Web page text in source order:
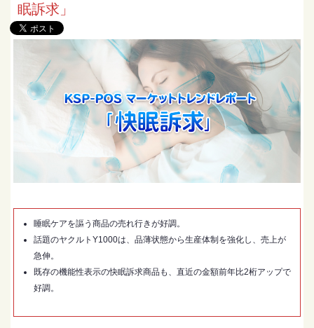
眠訴求」
睡眠ケアを謳う商品の売れ行きが好調。
話題のヤクルトY1000は、品薄状態から生産体制を強化し、売上が
急伸。
既存の機能性表示の快眠訴求商品も、直近の金額前年比2桁アップで
好調。